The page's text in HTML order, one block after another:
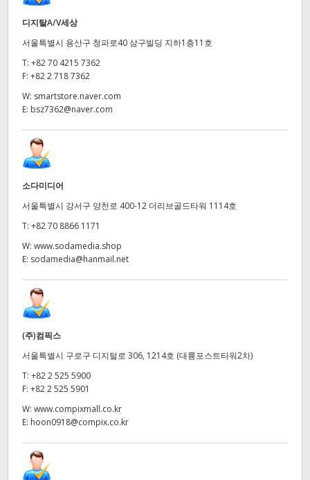
디지탈A/V세상
서울특별시 용산구 청파로40 삼구빌딩 지하1층11호
T: +82 70 4215 7362
F: +82 2 718 7362
W: smartstore.naver.com
E: bsz7362@naver.com
소다미디어
서울특별시 강서구 양천로 400-12 더리브골드타워 1114호
T: +82 70 8866 1171
W: www.sodamedia.shop
E: sodamedia@hanmail.net
(주)컴픽스
서울특별시 구로구 디지털로 306, 1214호 (대륭포스트타워2차)
T: +82 2 525 5900
F: +82 2 525 5901
W: www.compixmall.co.kr
E: hoon0918@compix.co.kr